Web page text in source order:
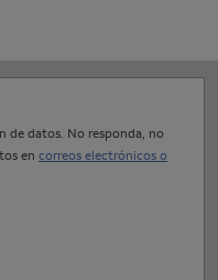
de datos. No responda, no
en correos electrónicos o